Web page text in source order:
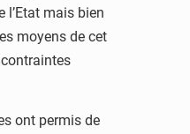
l’Etat mais bien
moyens de cet
contraintes
ont permis de